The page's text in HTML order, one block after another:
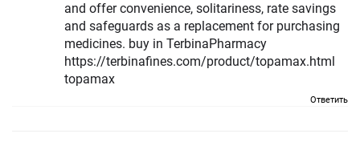
and offer convenience, solitariness, rate savings
and safeguards as a replacement for purchasing
medicines. buy in TerbinaPharmacy
https://terbinafines.com/product/topamax.html
topamax
Ответить